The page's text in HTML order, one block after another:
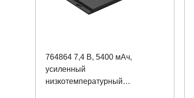
764864 7,4 В, 5400 мАч,
усиленный
низкотемпературный